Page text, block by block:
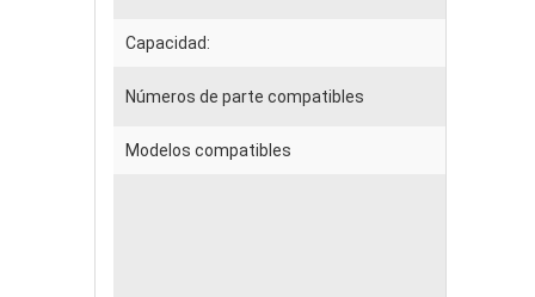
Capacidad:
Números de parte compatibles
Modelos compatibles